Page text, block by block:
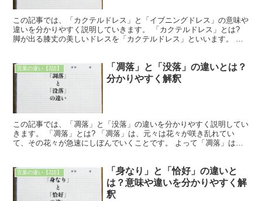
この記事では、「カクテルドレス」と「イブニングドレス」の意味や
違いを分かりやすく説明していきます。 「カクテルドレス」とは?
脚が出る膝丈の美しいドレスを「カクテルドレス」といいます。 赤
言葉の違い【2語】
「凋落」と「没落」の違いとは？
分かりやすく解釈
この記事では、「凋落」と「没落」の違いを分かりやすく説明してい
きます。 「凋落」とは? 「凋落」は、元々は花々が咲き乱れてい
て、その花々が急速にしぼんでいくことです。 よって「凋落」は急
言葉の違い【2語】
「身なり」と「恰好」の違いと
は？意味や違いを分かりやすく解
釈